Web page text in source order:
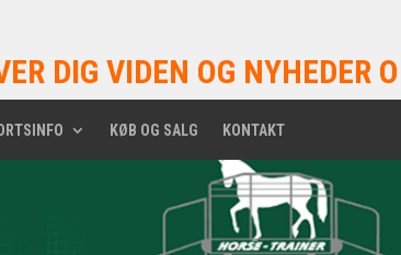
DIG VIDEN OG NYHEDER
KØB OG SALG KONTAKT